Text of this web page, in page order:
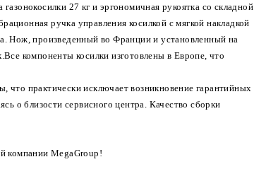
27 кг и эргономичная рукоятка со складной
ручка управления косилкой с мягкой накладкой
Нож, произведенный во Франции и установленный на
компоненты косилки изготовлены в Европе, что
что практически исключает возникновение гарантийных
о близости сервисного центра. Качество сборки
компании MegaGroup!